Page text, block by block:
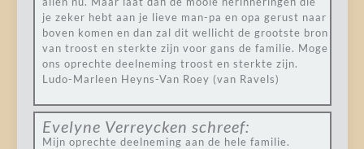
je zeker hebt aan je lieve man-pa en opa gerust naar
boven komen en dan zal dit wellicht de grootste bron
van troost en sterkte zijn voor gans de familie. Moge
ons oprechte deelneming troost en sterkte zijn.
Ludo-Marleen Heyns-Van Roey (van Ravels)
Evelyne Verreycken schreef:
Mijn oprechte deelneming aan de hele familie.